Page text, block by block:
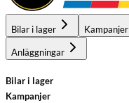
Bilar i lager Kampanjer
Anläggningar
Bilar i lager
Kampanjer